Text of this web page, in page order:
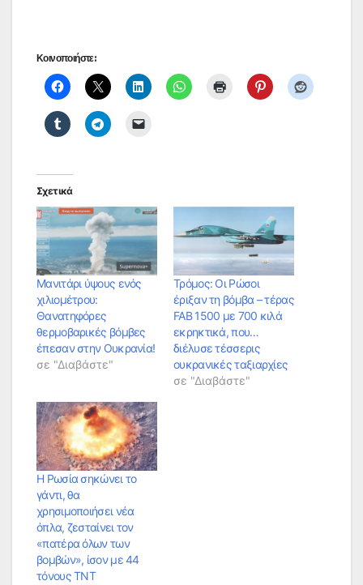
Κοινοποιήστε:
Σχετικά
Μανιτάρι ύψους ενός
χιλιομέτρου:
Θανατηφόρες
θερμοβαρικές βόμβες
έπεσαν στην Ουκρανία!
σε "Διαβάστε"
Τρόμος: Οι Ρώσοι
έριξαν τη βόμβα – τέρας
FAB 1500 με 700 κιλά
εκρηκτικά, που…
διέλυσε τέσσερις
ουκρανικές ταξιαρχίες
σε "Διαβάστε"
Η Ρωσία σηκώνει το
γάντι, θα
χρησιμοποιήσει νέα
όπλα, ζεσταίνει τον
«πατέρα όλων των
βομβών», ίσον με 44
τόνους TNT